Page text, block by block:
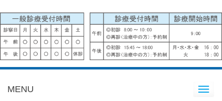
MENU Toggle
navigation